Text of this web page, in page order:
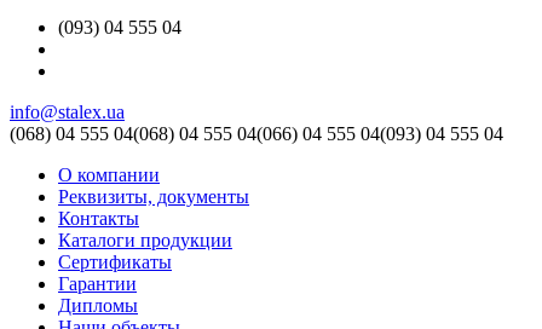
(093) 04 555 04
info@stalex.ua
(068) 04 555 04(068) 04 555 04(066) 04 555 04(093) 04 555 04
О компании
Реквизиты, документы
Контакты
Каталоги продукции
Сертификаты
Гарантии
Дипломы